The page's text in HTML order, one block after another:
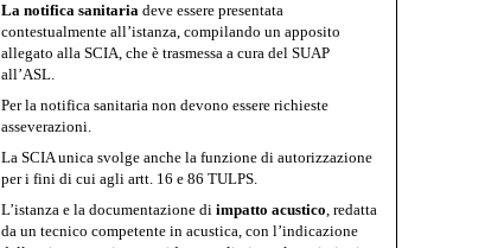
La notifica sanitariadeve essere presentata
contestualmente all’istanza, compilando un apposito
allegato alla SCIA, che è trasmessa a cura del SUAP
all’ASL.
Per la notifica sanitaria non devono essere richieste
asseverazioni.
La SCIA unica svolge anche la funzione di autorizzazione
per i fini di cui agli artt. 16 e 86 TULPS.
L’istanza e la documentazione diimpatto acustico, redatta
da un tecnico competente in acustica, con l’indicazione